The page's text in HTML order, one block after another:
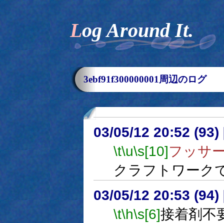
Log Around It.
3ebf91f300000001周辺のログ
03/05/12 20:52 (93)
\t\u\s[10]フッサ
クラフトワーク
03/05/12 20:53 (94)
\t\h\s[6]接着剤不